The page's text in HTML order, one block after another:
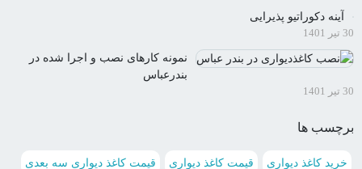
آینه دکوراتیو پذیرایی
30 تیر 1401
نمونه کارهای نصب و اجرا شده در
بندرعباس
30 تیر 1401
برچسب ها
خرید کاغذ دیواری قیمت کاغذ دیواری قیمت کاغذ دیواری سه بعدی